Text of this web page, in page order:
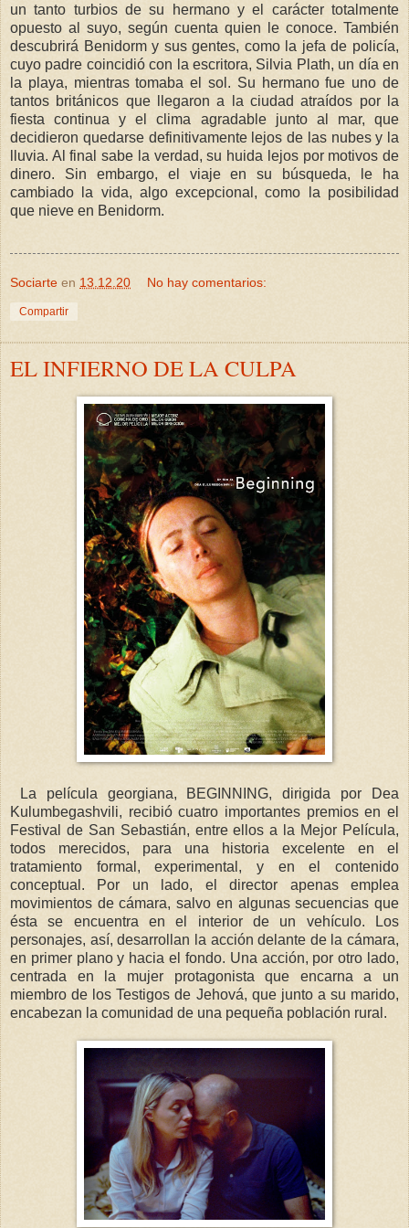
un tanto turbios de su hermano y el carácter totalmente
opuesto al suyo, según cuenta quien le conoce. También
descubrirá Benidorm y sus gentes, como la jefa de policía,
cuyo padre coincidió con la escritora, Silvia Plath, un día en
la playa, mientras tomaba el sol. Su hermano fue uno de
tantos británicos que llegaron a la ciudad atraídos por la
fiesta continua y el clima agradable junto al mar, que
decidieron quedarse definitivamente lejos de las nubes y la
lluvia. Al final sabe la verdad, su huida lejos por motivos de
dinero. Sin embargo, el viaje en su búsqueda, le ha
cambiado la vida, algo excepcional, como la posibilidad
que nieve en Benidorm.
Sociarte en 13.12.20 No hay comentarios:
Compartir
EL INFIERNO DE LA CULPA
La película georgiana, BEGINNING, dirigida por Dea
Kulumbegashvili, recibió cuatro importantes premios en el
Festival de San Sebastián, entre ellos a la Mejor Película,
todos merecidos, para una historia excelente en el
tratamiento formal, experimental, y en el contenido
conceptual. Por un lado, el director apenas emplea
movimientos de cámara, salvo en algunas secuencias que
ésta se encuentra en el interior de un vehículo. Los
personajes, así, desarrollan la acción delante de la cámara,
en primer plano y hacia el fondo. Una acción, por otro lado,
centrada en la mujer protagonista que encarna a un
miembro de los Testigos de Jehová, que junto a su marido,
encabezan la comunidad de una pequeña población rural.